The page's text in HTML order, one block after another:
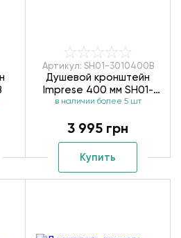
Артикул: SH01-3010400B
Душевой кронштейн
Imprese 400 мм SH01-
3010400B
в наличии более 5 шт
3 995 грн
Купить